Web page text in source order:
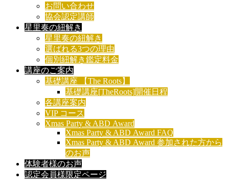
お問い合わせ
協会認定講師
星里奏の紐解き
星里奏の紐解き
選ばれる3つの理由
個別紐解き鑑定料金
講座のご案内
基礎講座 【The Roots】
基礎講座[TheRoots]開催日程
各講座案内
VIP コース
Xmas Party & ABD Award
Xmas Party & ABD Award FAQ
Xmas Party & ABD Award 参加された方から
のお声
体験者様のお声
認定会員様限定ページ